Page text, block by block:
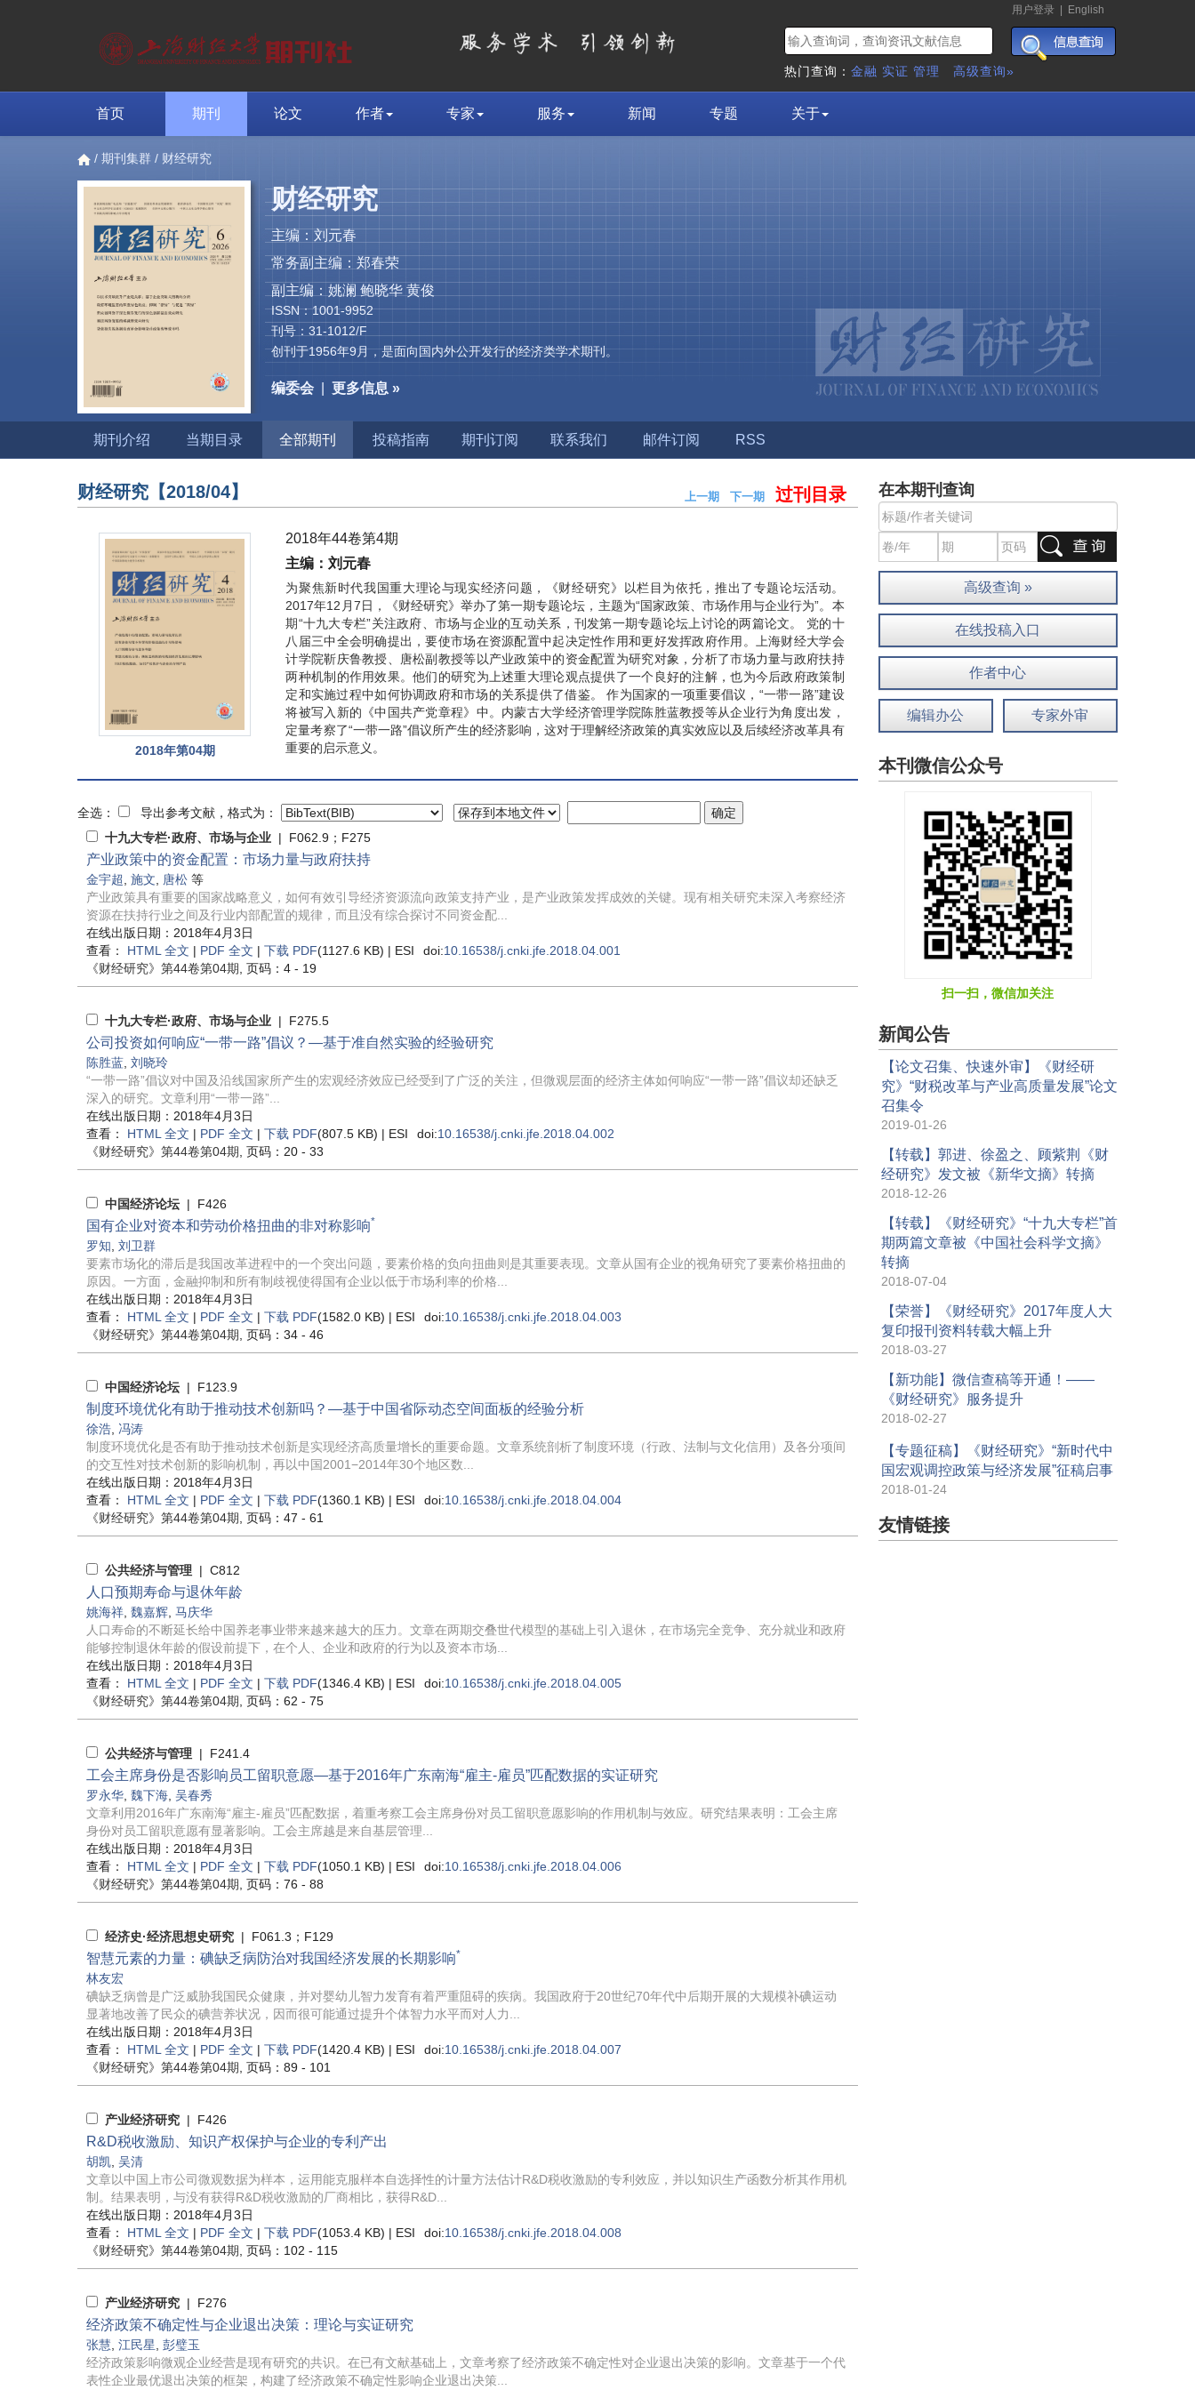
用户登录 English
热门查询： 金融 实证 管理 高级查询»
首页 期刊 论文 作者 专家 服务 新闻 专题 关于
/ 期刊集群 / 财经研究
财经研究
主编：刘元春
常务副主编：郑春荣
副主编：姚澜 鲍晓华 黄俊
ISSN：1001-9952
刊号：31-1012/F
创刊于1956年9月，是面向国内外公开发行的经济类学术期刊。
编委会 更多信息 »
期刊介绍 当期目录 全部期刊 投稿指南 期刊订阅 联系我们 邮件订阅 RSS
财经研究 【2018/04】 上一期 下一期过刊目录
2018年第04期
2018年44卷第4期
主编：刘元春
为聚焦新时代我国重大理论与现实经济问题，《财经研究》以栏目为依托，推出了专题论坛活动。
2017年12月7日，《财经研究》举办了第一期专题论坛，主题为“国家政策、市场作用与企业行为”。本
期“十九大专栏”关注政府、市场与企业的互动关系，刊发第一期专题论坛上讨论的两篇论文。 党的十
八届三中全会明确提出，要使市场在资源配置中起决定性作用和更好发挥政府作用。上海财经大学会
计学院靳庆鲁教授、唐松副教授等以产业政策中的资金配置为研究对象，分析了市场力量与政府扶持
两种机制的作用效果。他们的研究为上述重大理论观点提供了一个良好的注解，也为今后政府政策制
定和实施过程中如何协调政府和市场的关系提供了借鉴。 作为国家的一项重要倡议，“一带一路”建设
将被写入新的《中国共产党章程》中。内蒙古大学经济管理学院陈胜蓝教授等从企业行为角度出发，
定量考察了“一带一路”倡议所产生的经济影响，这对于理解经济政策的真实效应以及后续经济改革具有
重要的启示意义。
全选：
导出参考文献，格式为：
十九大专栏·政府、市场与企业 | F062.9；F275
产业政策中的资金配置：市场力量与政府扶持
金宇超 施文 唐松 等
产业政策具有重要的国家战略意义，如何有效引导经济资源流向政策支持产业，是产业政策发挥成效的关键。现有相关研究未深入考察经济
资源在扶持行业之间及行业内部配置的规律，而且没有综合探讨不同资金配...
在线出版日期：2018年4月3日
查看： HTML 全文 | PDF 全文 | 下载 PDF(1127.6 KB) | ESI doi:10.16538/j.cnki.jfe.2018.04.001
《财经研究》 第44卷第04期 , 页码：4 - 19
十九大专栏·政府、市场与企业 | F275.5
公司投资如何响应“一带一路”倡议？—基于准自然实验的经验研究
陈胜蓝 刘晓玲
“一带一路”倡议对中国及沿线国家所产生的宏观经济效应已经受到了广泛的关注，但微观层面的经济主体如何响应“一带一路”倡议却还缺乏
深入的研究。文章利用“一带一路”...
在线出版日期：2018年4月3日
查看： HTML 全文 | PDF 全文 | 下载 PDF(807.5 KB) | ESI doi:10.16538/j.cnki.jfe.2018.04.002
《财经研究》 第44卷第04期 , 页码：20 - 33
中国经济论坛 | F426
国有企业对资本和劳动价格扭曲的非对称影响*
罗知 刘卫群
要素市场化的滞后是我国改革进程中的一个突出问题，要素价格的负向扭曲则是其重要表现。文章从国有企业的视角研究了要素价格扭曲的
原因。一方面，金融抑制和所有制歧视使得国有企业以低于市场利率的价格...
在线出版日期：2018年4月3日
查看： HTML 全文 | PDF 全文 | 下载 PDF(1582.0 KB) | ESI doi:10.16538/j.cnki.jfe.2018.04.003
《财经研究》 第44卷第04期 , 页码：34 - 46
中国经济论坛 | F123.9
制度环境优化有助于推动技术创新吗？—基于中国省际动态空间面板的经验分析
徐浩 冯涛
制度环境优化是否有助于推动技术创新是实现经济高质量增长的重要命题。文章系统剖析了制度环境（行政、法制与文化信用）及各分项间
的交互性对技术创新的影响机制，再以中国2001−2014年30个地区数...
在线出版日期：2018年4月3日
查看： HTML 全文 | PDF 全文 | 下载 PDF(1360.1 KB) | ESI doi:10.16538/j.cnki.jfe.2018.04.004
《财经研究》 第44卷第04期 , 页码：47 - 61
公共经济与管理 | C812
人口预期寿命与退休年龄
姚海祥 魏嘉辉 马庆华
人口寿命的不断延长给中国养老事业带来越来越大的压力。文章在两期交叠世代模型的基础上引入退休，在市场完全竞争、充分就业和政府
能够控制退休年龄的假设前提下，在个人、企业和政府的行为以及资本市场...
在线出版日期：2018年4月3日
查看： HTML 全文 | PDF 全文 | 下载 PDF(1346.4 KB) | ESI doi:10.16538/j.cnki.jfe.2018.04.005
《财经研究》 第44卷第04期 , 页码：62 - 75
公共经济与管理 | F241.4
工会主席身份是否影响员工留职意愿—基于2016年广东南海“雇主-雇员”匹配数据的实证研究
罗永华 魏下海 吴春秀
文章利用2016年广东南海“雇主-雇员”匹配数据，着重考察工会主席身份对员工留职意愿影响的作用机制与效应。研究结果表明：工会主席
身份对员工留职意愿有显著影响。工会主席越是来自基层管理...
在线出版日期：2018年4月3日
查看： HTML 全文 | PDF 全文 | 下载 PDF(1050.1 KB) | ESI doi:10.16538/j.cnki.jfe.2018.04.006
《财经研究》 第44卷第04期 , 页码：76 - 88
经济史·经济思想史研究 | F061.3；F129
智慧元素的力量：碘缺乏病防治对我国经济发展的长期影响*
林友宏
碘缺乏病曾是广泛威胁我国民众健康，并对婴幼儿智力发育有着严重阻碍的疾病。我国政府于20世纪70年代中后期开展的大规模补碘运动
显著地改善了民众的碘营养状况，因而很可能通过提升个体智力水平而对人力...
在线出版日期：2018年4月3日
查看： HTML 全文 | PDF 全文 | 下载 PDF(1420.4 KB) | ESI doi:10.16538/j.cnki.jfe.2018.04.007
《财经研究》 第44卷第04期 , 页码：89 - 101
产业经济研究 | F426
R&D税收激励、知识产权保护与企业的专利产出
胡凯 吴清
文章以中国上市公司微观数据为样本，运用能克服样本自选择性的计量方法估计R&D税收激励的专利效应，并以知识生产函数分析其作用机
制。结果表明，与没有获得R&D税收激励的厂商相比，获得R&D...
在线出版日期：2018年4月3日
查看： HTML 全文 | PDF 全文 | 下载 PDF(1053.4 KB) | ESI doi:10.16538/j.cnki.jfe.2018.04.008
《财经研究》 第44卷第04期 , 页码：102 - 115
产业经济研究 | F276
经济政策不确定性与企业退出决策：理论与实证研究
张慧 江民星 彭璧玉
经济政策影响微观企业经营是现有研究的共识。在已有文献基础上，文章考察了经济政策不确定性对企业退出决策的影响。文章基于一个代
表性企业最优退出决策的框架，构建了经济政策不确定性影响企业退出决策...
在本期刊查询
高级查询 »
在线投稿入口
作者中心
编辑办公 专家外审
本刊微信公众号
扫一扫，微信加关注
新闻公告
【论文召集、快速外审】《财经研
究》“财税改革与产业高质量发展”论文
召集令
2019-01-26
【转载】郭进、徐盈之、顾紫荆《财
经研究》发文被《新华文摘》转摘
2018-12-26
【转载】《财经研究》“十九大专栏”首
期两篇文章被《中国社会科学文摘》
转摘
2018-07-04
【荣誉】《财经研究》2017年度人大
复印报刊资料转载大幅上升
2018-03-27
【新功能】微信查稿等开通！——
《财经研究》服务提升
2018-02-27
【专题征稿】《财经研究》“新时代中
国宏观调控政策与经济发展”征稿启事
2018-01-24
友情链接